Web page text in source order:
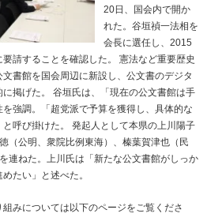
20日、国会内で開か
れた。谷垣禎一法相を
会長に選任し、2015
請することを確認した。 憲法など重要歴史
書館を国会周辺に新設し、公文書のデジタ
掲げた。 谷垣氏は、「現在の公文書館は手
強調。「超党派で予算を獲得し、具体的な
呼び掛けた。 発起人として本県の上川陽子
（公明、衆院比例東海）、榛葉賀津也（民
連ねた。上川氏は「新たな公文書館がしっか
たい」と述べた。
みについては以下のページをご覧くださ